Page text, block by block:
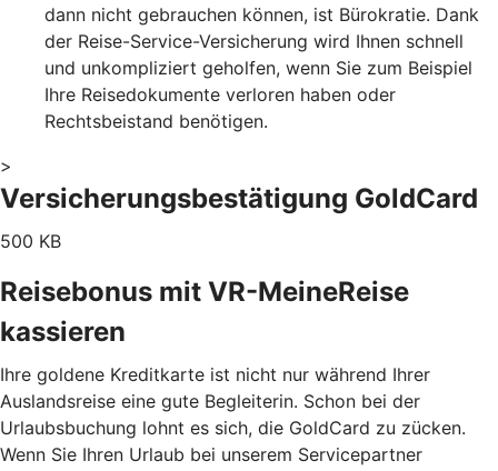
dann nicht gebrauchen können, ist Bürokratie. Dank
der Reise-Service-Versicherung wird Ihnen schnell
und unkompliziert geholfen, wenn Sie zum Beispiel
Ihre Reisedokumente verloren haben oder
Rechtsbeistand benötigen.
>
Versicherungsbestätigung GoldCard
500 KB
Reisebonus mit VR-MeineReise
kassieren
Ihre goldene Kreditkarte ist nicht nur während Ihrer
Auslandsreise eine gute Begleiterin. Schon bei der
Urlaubsbuchung lohnt es sich, die GoldCard zu zücken.
Wenn Sie Ihren Urlaub bei unserem Servicepartner